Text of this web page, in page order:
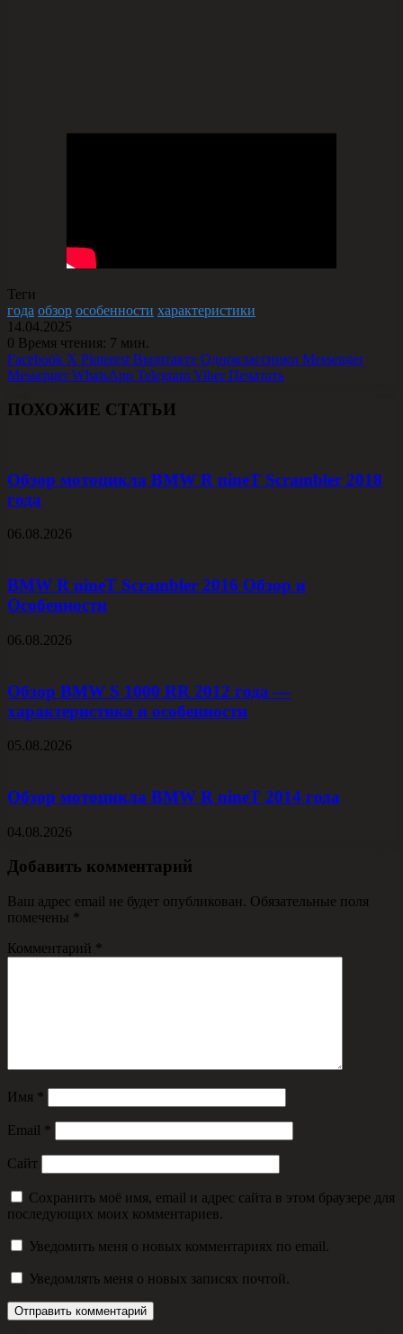
Теги
года обзор особенности характеристики
14.04.2025
0 Время чтения: 7 мин.
Facebook X Pinterest Вконтакте Одноклассники Messenger
Messenger WhatsApp Telegram Viber Печатать
ПОХОЖИЕ СТАТЬИ
Обзор мотоцикла BMW R nineT Scrambler 2018
года
06.08.2026
BMW R nineT Scrambler 2016 Обзор и
Особенности
06.08.2026
Обзор BMW S 1000 RR 2012 года —
характеристика и особенности
05.08.2026
Обзор мотоцикла BMW R nineT 2014 года
04.08.2026
Добавить комментарий
Ваш адрес email не будет опубликован. Обязательные поля
помечены *
Комментарий *
Имя *
Email *
Сайт
Сохранить моё имя, email и адрес сайта в этом браузере для
последующих моих комментариев.
Уведомить меня о новых комментариях по email.
Уведомлять меня о новых записях почтой.